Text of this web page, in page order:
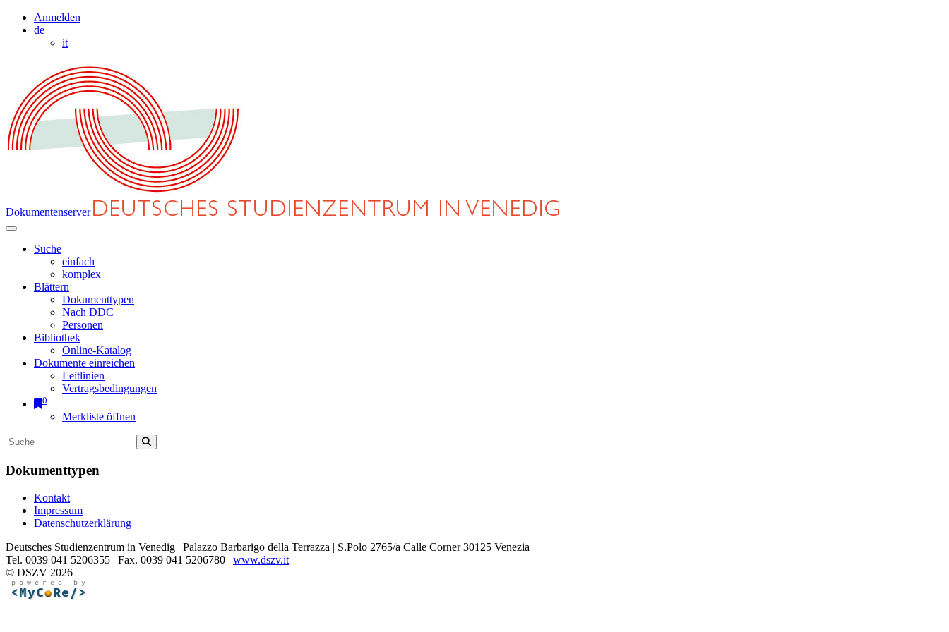
Anmelden
de
it
Dokumentenserver
Suche
einfach
komplex
Blättern
Dokumenttypen
Nach DDC
Personen
Bibliothek
Online-Katalog
Dokumente einreichen
Leitlinien
Vertragsbedingungen
0
Merkliste öffnen
Dokumenttypen
Kontakt
Impressum
Datenschutzerklärung
Deutsches Studienzentrum in Venedig | Palazzo Barbarigo della Terrazza | S.Polo 2765/a Calle Corner 30125 Venezia
Tel. 0039 041 5206355 | Fax. 0039 041 5206780 | www.dszv.it
© DSZV 2026